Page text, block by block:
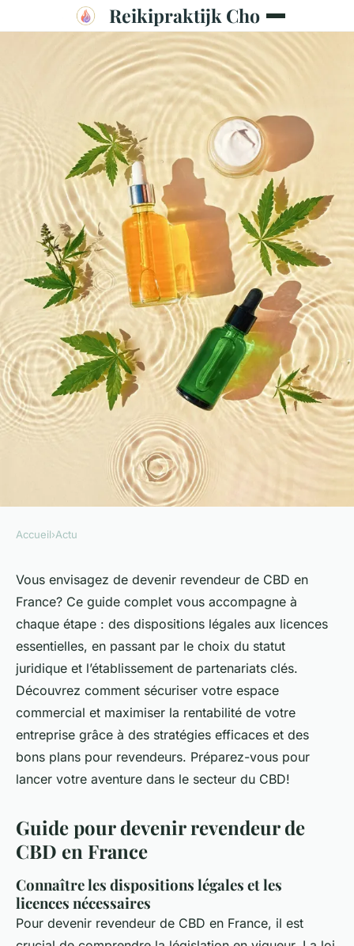
Reikipraktijk Cho
Devenir revendeur de chanvre
en France: guide complet et
astuces
Thomas•10 juillet 2024•2 min de lecture
Accueil›Actu
Vous envisagez de devenir revendeur de CBD en
France? Ce guide complet vous accompagne à
chaque étape : des dispositions légales aux licences
essentielles, en passant par le choix du statut
juridique et l’établissement de partenariats clés.
Découvrez comment sécuriser votre espace
commercial et maximiser la rentabilité de votre
entreprise grâce à des stratégies efficaces et des
bons plans pour revendeurs. Préparez-vous pour
lancer votre aventure dans le secteur du CBD!
Guide pour devenir revendeur de
CBD en France
Connaître les dispositions légales et les
licences nécessaires
Pour devenir revendeur de CBD en France, il est